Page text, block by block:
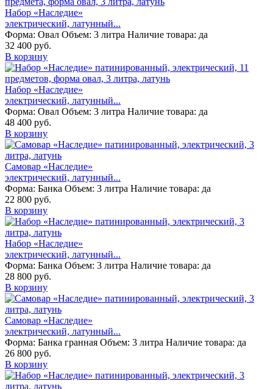
Набор «Наследие»
электрический, латунный...
Форма: Овал Объем: 3 литра Наличие товара: да
32 400 руб.
В корзину
Набор «Наследие»
электрический, латунный...
Форма: Овал Объем: 3 литра Наличие товара: да
48 400 руб.
В корзину
Самовар «Наследие»
электрический, латунный...
Форма: Банка Объем: 3 литра Наличие товара: да
22 800 руб.
В корзину
Набор «Наследие»
электрический, латунный...
Форма: Банка Объем: 3 литра Наличие товара: да
28 800 руб.
В корзину
Самовар «Наследие»
электрический, латунный...
Форма: Банка гранная Объем: 3 литра Наличие товара: да
26 800 руб.
В корзину